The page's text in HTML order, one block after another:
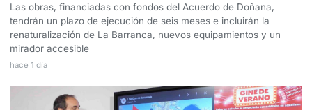
Las obras, financiadas con fondos del Acuerdo de Doñana,
tendrán un plazo de ejecución de seis meses e incluirán la
renaturalización de La Barranca, nuevos equipamientos y un
mirador accesible
hace 1 día